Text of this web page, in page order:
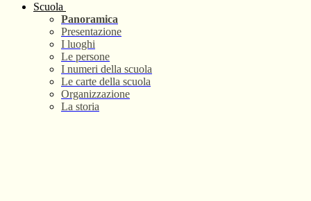
Scuola
Panoramica
Presentazione
I luoghi
Le persone
I numeri della scuola
Le carte della scuola
Organizzazione
La storia